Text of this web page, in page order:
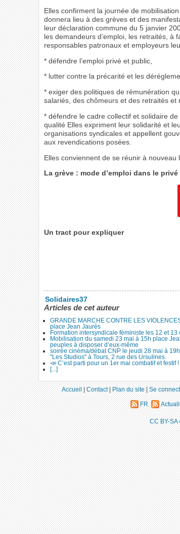
Elles confirment la journée de
donnera lieu à des grèves et des
leur déclaration commune du 5 janvier
les demandeurs d’emploi, les retraités,
responsables patronaux et employeurs
* défendre l’emploi privé et public,
* lutter contre la précarité et les
* exiger des politiques de rémunération
salariés, des chômeurs et des retraités et
* défendre le cadre collectif et solidaire
qualité Elles expriment leur solidarité et
organisations syndicales et appellent
aux revendications posées.
Elles conviennent de se réunir à nouveau
La grève : mode d’emploi dans le
Un tract pour expliquer
Solidaires37
Articles de cet auteur
GRANDE MARCHE CONTRE LES
place Jean Jaurès
Formation intersyndicale féministe les 12 et 13
Mobilisation du samedi 23 mai à 15h place
peuples à disposer d’eux-même
soirée cinéma/débat CNP le jeudi 28 mai à
"Les Studios" à Tours, 2 rue des Ursulines.
📣 C’est parti pour un 1er mai combatif et festif !
[...]
Accueil|Contact|Plan du site|Se
FR
CC BY-SA